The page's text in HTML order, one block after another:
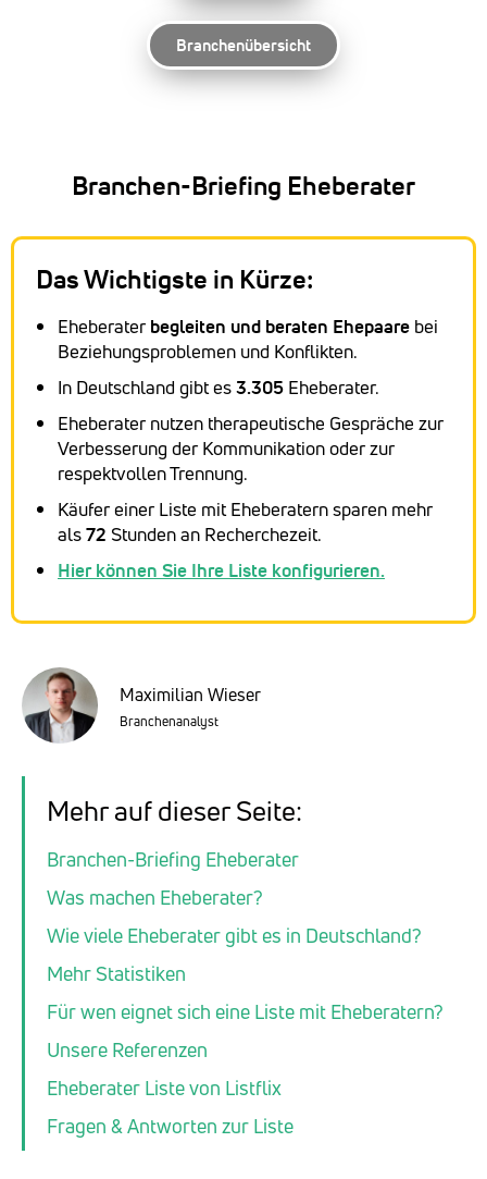
Branchenübersicht
Branchen-Briefing Eheberater
Das Wichtigste in Kürze:
Eheberater begleiten und beraten Ehepaare bei
Beziehungsproblemen und Konflikten.
In Deutschland gibt es3.305 Eheberater.
Eheberater nutzen therapeutische Gespräche zur
Verbesserung der Kommunikation oder zur
respektvollen Trennung.
Käufer einer Liste mit Eheberatern sparen mehr
als72 Stunden an Recherchezeit.
Hier können Sie Ihre Liste konfigurieren.
Maximilian Wieser
Branchenanalyst
Mehr auf dieser Seite:
Branchen-Briefing Eheberater
Was machen Eheberater?
Wie viele Eheberater gibt es in Deutschland?
Mehr Statistiken
Für wen eignet sich eine Liste mit Eheberatern?
Unsere Referenzen
Eheberater Liste von Listflix
Fragen & Antworten zur Liste